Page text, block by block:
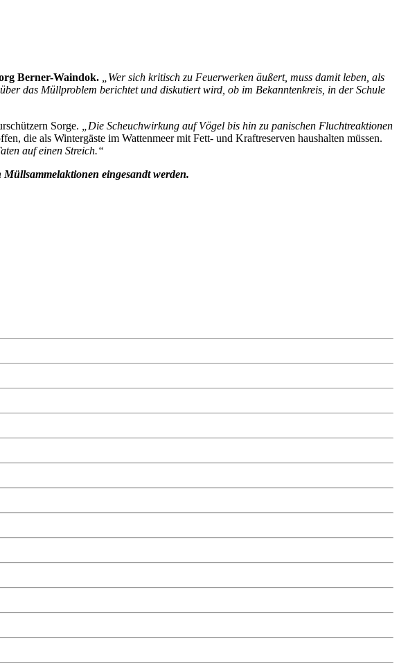
Berner-Waindok.
„Wer sich kritisch zu Feuerwerken äußert, muss damit leben, als
das Müllproblem berichtet und diskutiert wird, ob im Bekanntenkreis, in der Schule
Sorge.
„Die Scheuchwirkung auf Vögel bis hin zu panischen Fluchtreaktionen
die als Wintergäste im Wattenmeer mit Fett- und Kraftreserven haushalten müssen.
auf einen Streich.“
eingesandt werden.